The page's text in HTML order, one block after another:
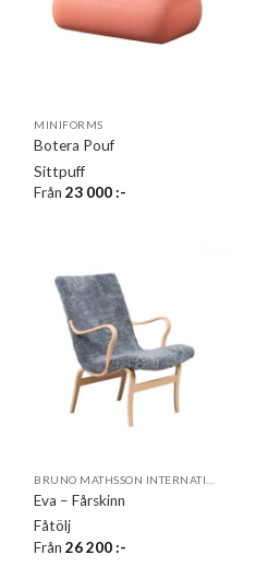
MINIFORMS
Botera Pouf
Sittpuff
Från23 000:-
Eva – Fårskinn
Fåtölj
Från26 200:-